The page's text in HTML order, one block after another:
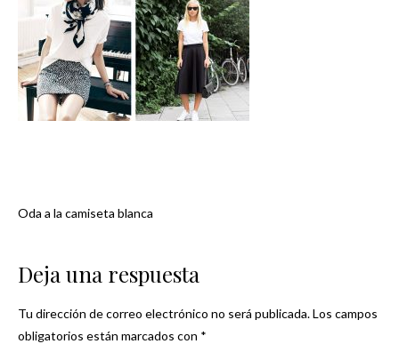
Navegación
de
entradas
Oda a la camiseta blanca
Deja una respuesta
Tu dirección de correo electrónico no será publicada.Los campos
obligatorios están marcados con *